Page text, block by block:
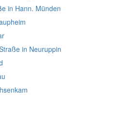
in Hann. Münden
in Neuruppin